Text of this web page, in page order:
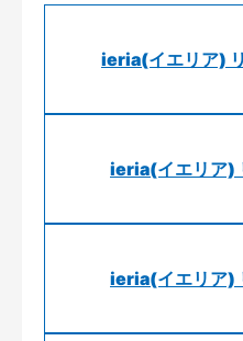
ieria(イエリア)
ieria(イエリア)
ieria(イエリア)